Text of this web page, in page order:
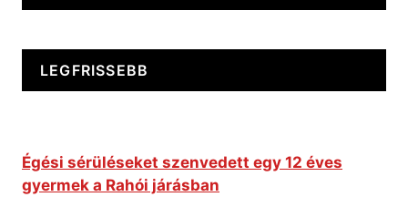
LEGFRISSEBB
Égési sérüléseket szenvedett egy 12 éves
gyermek a Rahói járásban